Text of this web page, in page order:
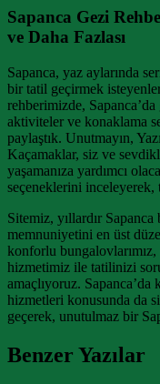
Sapanca Gezi
ve Daha Fazlası
Sapanca, yaz aylarında
bir tatil geçirmek
rehberimizde,
aktiviteler ve konaklama
paylaştık. Unutmayın,
Kaçamaklar, siz ve
yaşamanıza yardımcı
seçeneklerini
Sitemiz, yıllardır
memnuniyetini en üst
konforlu
hizmetimiz ile tatilinizi
amaçlıyoruz.
hizmetleri konusunda da
geçerek, unutulmaz bir
Benzer Yazılar